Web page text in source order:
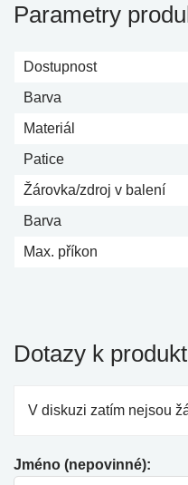
Parametry
Dostupnost
Barva
Materiál
Patice
Žárovka/zdroj v balení
Barva
Max. příkon
Dotazy k
V diskuzi zatím nejsou
Jméno (nepovinné):